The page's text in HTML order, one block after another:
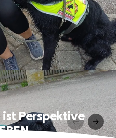
Perspektive